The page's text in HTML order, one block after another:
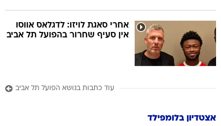
אחרי סאגת לויזו: לדגלאס אווסו
אין סעיף שחרור בהפועל תל אביב
עוד כתבות בנושא הפועל תל אביב
אצטדיון בלומפילד